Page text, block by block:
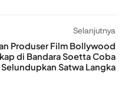
Selanjutnya
Produser Film Bollywood
di Bandara Soetta Coba
Selundupkan Satwa Langka